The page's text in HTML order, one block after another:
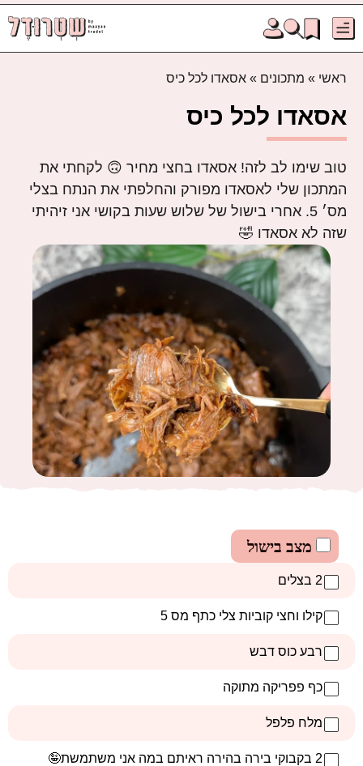
ראשי » מתכונים » אסאדו לכל כיס
אסאדו לכל כיס
טוב שימו לב לזה! אסאדו בחצי מחיר 🙃 לקחתי את
המתכון שלי לאסאדו מפורק והחלפתי את הנתח בצלי
מס׳ 5. אחרי בישול של שלוש שעות בקושי אני זיהיתי
שזה לא אסאדו 🤣
מצב בישול
2 בצלים
קילו וחצי קוביות צלי כתף מס 5
רבע כוס דבש
כף פפריקה מתוקה
מלח פלפל
2 בקבוקי בירה בהירה ראיתם במה אני משתמשת🤪